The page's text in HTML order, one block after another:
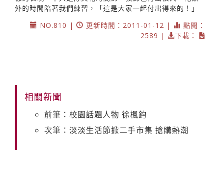
外的時間陪著我們練習，「這是大家一起付出得來的！」
NO.810 |
更新時間：2011-01-12 |
點閱：
2589 |
下載：
相關新聞
前筆：校園話題人物 徐楓鈞
次筆：淡淡生活節掀二手市集 搶購熱潮